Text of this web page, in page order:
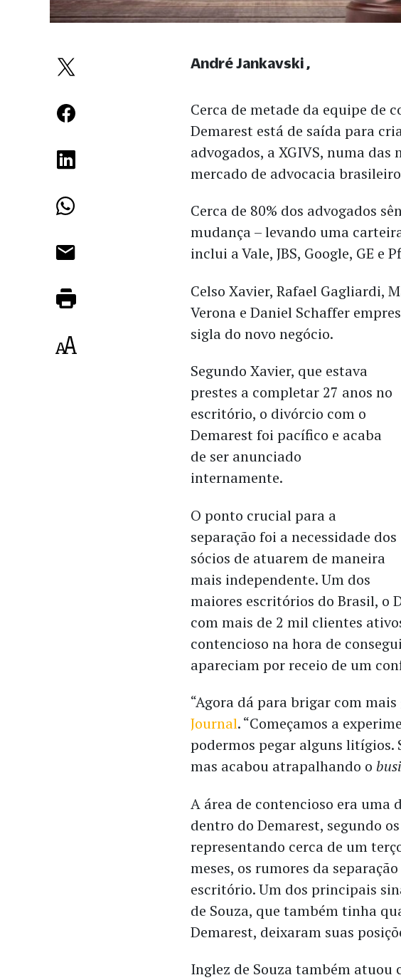
Cerca de metade da equipe de
Demarest está de saída para
advogados, a XGIVS, numa
mercado de advocacia
Cerca de 80% dos advogados
mudança – levando uma
inclui a Vale, JBS, Google, GE e
Celso Xavier, Rafael Gagliardi,
Verona e Daniel Schaffer
sigla do novo negócio.
Segundo Xavier, que estava
prestes a completar 27 anos no
escritório, o divórcio com o
Demarest foi pacífico e acaba
de ser anunciado
internamente.
O ponto crucial para a
separação foi a necessidade dos
sócios de atuarem de maneira
mais independente. Um dos
maiores escritórios do Brasil, o
com mais de 2 mil clientes
contencioso na hora de
apareciam por receio de um
“Agora dá para brigar com
Journal. “Começamos a
podermos pegar alguns litígios.
mas acabou atrapalhando o
A área de contencioso era uma
dentro do Demarest, segundo
representando cerca de um
meses, os rumores da
escritório. Um dos principais
de Souza, que também tinha
Demarest, deixaram suas
Inglez de Souza também atuou
André Jankavski